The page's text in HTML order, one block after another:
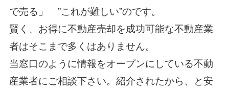
で売る」 ”これが難しい”のです。
賢く、お得に不動産売却を成功可能な不動産業
者はそこまで多くはありません。
当窓口のように情報をオープンにしている不動
産業者にご相談下さい。紹介されたから、と安